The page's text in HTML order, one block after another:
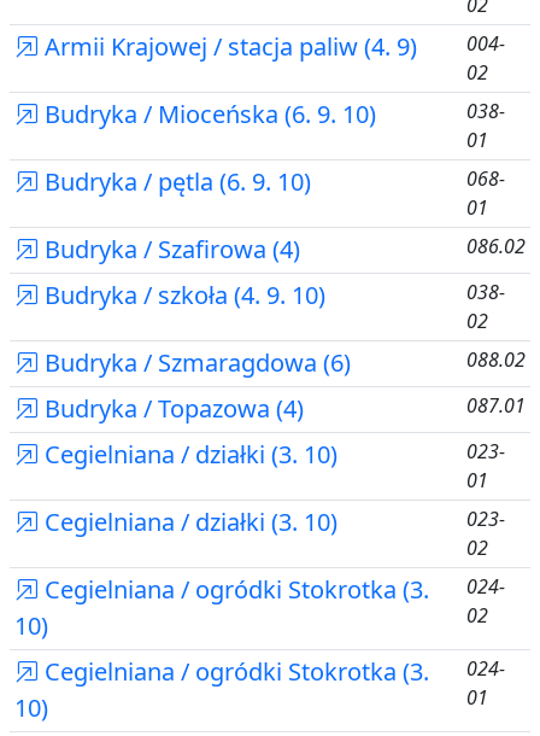
Armii Krajowej / stacja paliw (4. 9)
004-
02
Budryka / Mioceńska (6. 9. 10)
038-
01
Budryka / pętla (6. 9. 10)
068-
01
Budryka / Szafirowa (4) 086.02
Budryka / szkoła (4. 9. 10)
038-
02
Budryka / Szmaragdowa (6) 088.02
Budryka / Topazowa (4) 087.01
Cegielniana / działki (3. 10)
023-
01
Cegielniana / działki (3. 10)
023-
02
Cegielniana / ogródki Stokrotka (3.
10)
024-
02
Cegielniana / ogródki Stokrotka (3.
10)
024-
01